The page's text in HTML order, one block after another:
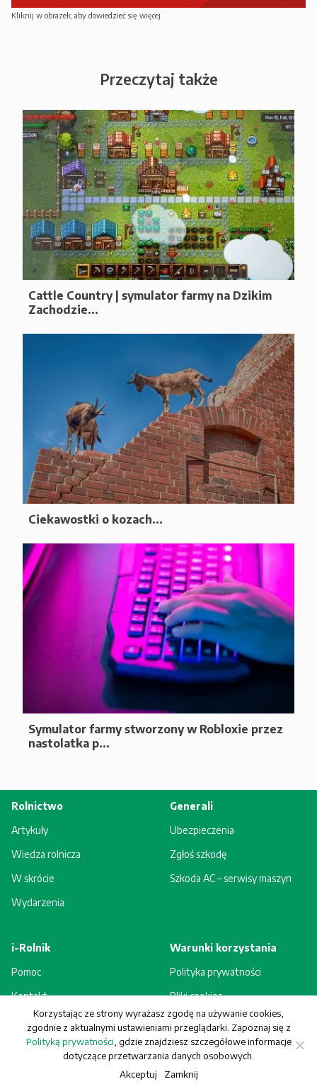
Kliknij w obrazek, aby dowiedzieć się więcej
Przeczytaj także
Cattle Country | symulator farmy na Dzikim
Zachodzie...
Ciekawostki o kozach...
Symulator farmy stworzony w Robloxie przez
nastolatka p...
Rolnictwo
Artykuły
Wiedza rolnicza
W skrócie
Wydarzenia
Generali
Ubezpieczenia
Zgłoś szkodę
Szkoda AC – serwisy maszyn
i-Rolnik
Pomoc
Kontakt
Rejestracja - korzyści
Warunki korzystania
Polityka prywatności
Pliki cookies
Regulamin
© Generali Towarzystwo Ubezpieczeń S.A. Wszelkie prawa zastrzeżone.
Korzystając ze strony wyrażasz zgodę na używanie cookies,
zgodnie z aktualnymi ustawieniami przeglądarki. Zapoznaj się z
Polityką prywatności , gdzie znajdziesz szczegółowe informacje
dotyczące przetwarzania danych osobowych.
Akceptuj Zamknij